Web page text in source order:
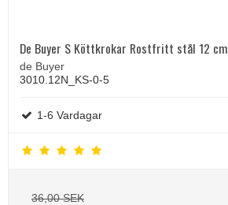
De Buyer S Köttkrokar Rostfritt stål 12 cm
de Buyer
3010.12N_KS-0-5
1-6 Vardagar
36,00 SEK